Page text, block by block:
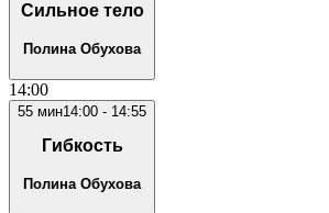
Сильное тело
Полина Обухова
14:00
55 мин14:00 - 14:55
Гибкость
Полина Обухова